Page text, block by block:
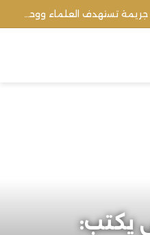
الأوقاف الفلسطينية تنفي صحة تعميم يمنع رفع الأذان عبر السماعات الخارجية للمساجد القريبة من المستوطنات
يكتب: